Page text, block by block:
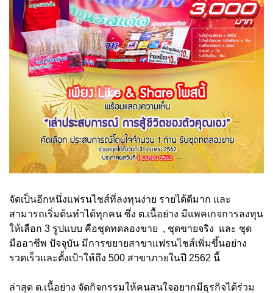
จัดเป็นอีกหนึ่งแฟรนไชส์ที่ลงทุนง่าย รายได้ดีมาก และ
สามารถเริ่มต้นทำได้ทุกคน ซึ่ง ต.เนื้อย่าง มีแพคเกจการลงทุน
ให้เลือก 3 รูปแบบ คือชุดทดลองขาย , ชุดขายจริง และ ชุด
มืออาชีพ ปัจจุบัน มีการขยายสาขาแฟรนไชส์เพิ่มขึ้นอย่าง
รวดเร็วและตั้งเป้าให้ถึง 500 สาขาภายในปี 2562 นี้
ล่าสุด ต.เนื้อย่าง จัดกิจกรรมให้คนสนใจอยากมีธุรกิจได้ร่วม